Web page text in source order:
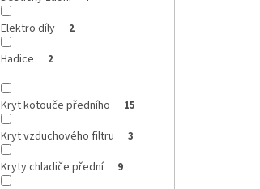
Elektro díly 2
Hadice 2
Kryt kotouče předního 15
Kryt vzduchového filtru 3
Kryty chladiče přední 9